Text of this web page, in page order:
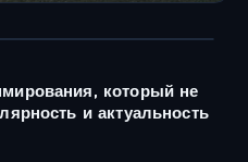
который не
и актуальность